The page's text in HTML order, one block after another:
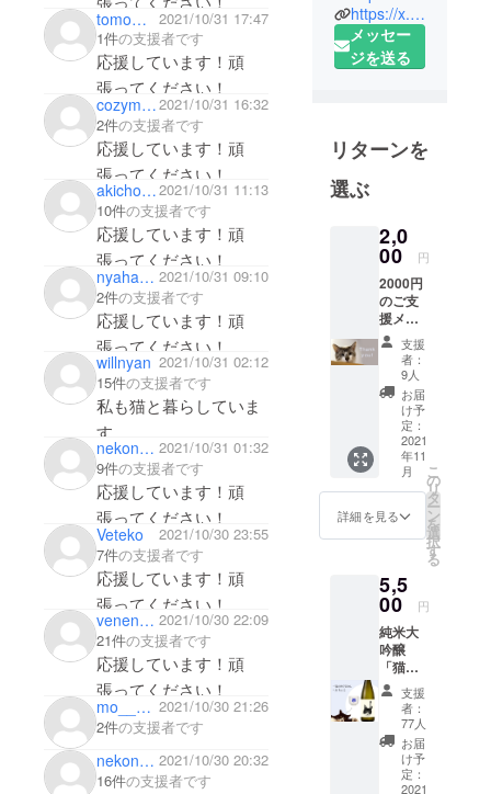
tomomatsu0709
2021/10/31 17:47
1件の支援者です
応援しています！頑
張ってください！
cozymatsumoto2021/10/31 16:32
2件の支援者です
応援しています！頑
張ってください！
1人でも多くの猫ちゃ
んが救えますように
よろしくお願いしま
す。
akichobibon2021/10/31 11:13
10件の支援者です
応援しています！頑
張ってください！
nyahatomichiko 2021/10/31 09:10
2件の支援者です
応援しています！頑
張ってください！
willnyan 2021/10/31 02:12
15件の支援者です
私も猫と暮らしていま
す。
猫ちゃん、みんなに幸
せになってもらいたい
です。
応援しています！頑
張ってください！
nekoneko2239 2021/10/31 01:32
9件の支援者です
応援しています！頑
張ってください！
Veteko
2021/10/30 23:55
7件の支援者です
応援しています！頑
張ってください！
venenosa 2021/10/30 22:09
21件の支援者です
応援しています！頑
張ってください！
mo___mo 2021/10/30 21:26
2件の支援者です
nekonome_e 2021/10/30 20:32
16件の支援者です
保護猫活動
を「個人の
善意に依存
社会の仕組
みとして救
う」ことを
います。活
動資金源と
して地元協
力企業との
コラボでク
ラウドファ
ンディング
を毎月行っ
ています。
また、ECサ
イト『ティ
アハイム小
学校 購買
https://tierhei
m-ps.jp/ で
お買い物い
ただくこと
で、誰でも
保護ねこ活
動に参加で
https://x.com/tierheim_ps
メッセー
ジを送る
リターンを
選ぶ
2,0
00 円
2000円
のご支
援メ
ニュー
。 リ
ターン
にはお
礼の
メール
をお送
りさせ
ていた
だきま
す
支援
者：
9人
お届
け予
定：
2021
年11
月
詳細を見る
こ
の
リ
タ
ー
ン
を
選
択
す
る
5,5
00 円
純米大
吟醸
「猫の
杜」720
ｍL＋オ
リジナ
ルお
ちょこ
米大吟
支援
者：
77人
お届
け予
定：
2021